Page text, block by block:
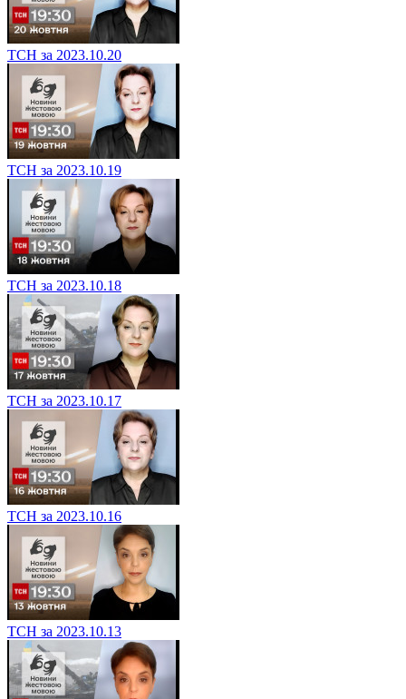
ТСН за 2023.10.20
ТСН за 2023.10.19
ТСН за 2023.10.18
ТСН за 2023.10.17
ТСН за 2023.10.16
ТСН за 2023.10.13